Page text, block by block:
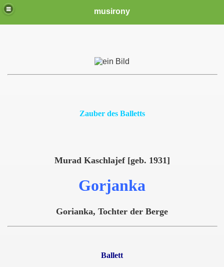
musirony
Zauber des Balletts
Murad Kaschlajef [geb. 1931]
Gorjanka
Gorianka, Tochter der Berge
Ballett